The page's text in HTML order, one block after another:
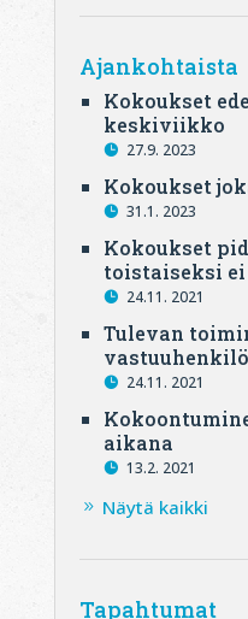
Ajankohtaista
Kokoukset
keskiviikko
27.9. 2023
Kokoukset
31.1. 2023
Kokoukset
toistaiseksi
24.11. 2021
Tulevan
24.11. 2021
aikana
13.2. 2021
Näytä kaikki
Tapahtumat